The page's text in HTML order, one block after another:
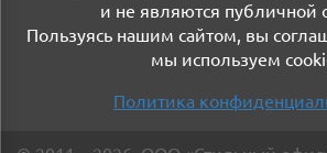
и не являются публичной
Пользуясь нашим сайтом, вы
мы используем
Политика